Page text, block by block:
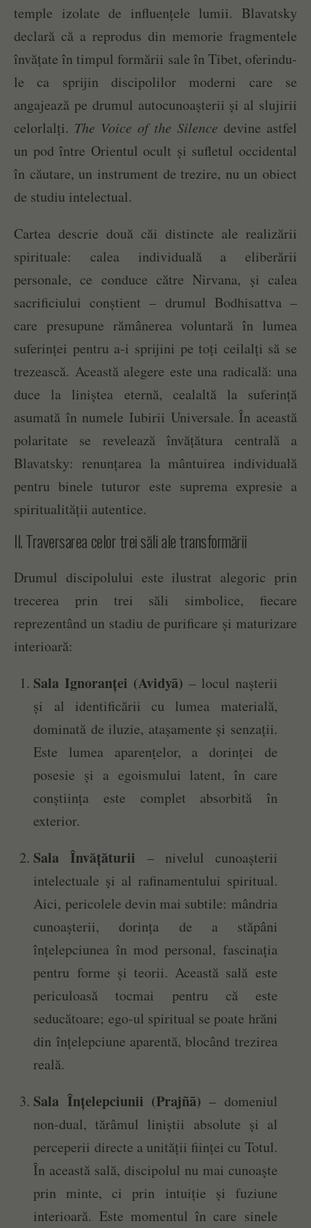
temple izolate de influențele lumii. Blavatsky
declară că a reprodus din memorie fragmentele
învățate în timpul formării sale în Tibet, oferindu-
le ca sprijin discipolilor moderni care se
angajează pe drumul autocunoașterii și al slujirii
celorlalți. The Voice of the Silence devine astfel
un pod între Orientul ocult și sufletul occidental
în căutare, un instrument de trezire, nu un obiect
de studiu intelectual.
Cartea descrie două căi distincte ale realizării
spirituale: calea individuală a eliberării
personale, ce conduce către Nirvana, și calea
sacrificiului conștient – drumul Bodhisattva –
care presupune rămânerea voluntară în lumea
suferinței pentru a-i sprijini pe toți ceilalți să se
trezească. Această alegere este una radicală: una
duce la liniștea eternă, cealaltă la suferință
asumată în numele Iubirii Universale. În această
polaritate se revelează învățătura centrală a
Blavatsky: renunțarea la mântuirea individuală
pentru binele tuturor este suprema expresie a
spiritualității autentice.
II. Traversarea celor trei săli ale transformării
Drumul discipolului este ilustrat alegoric prin
trecerea prin trei săli simbolice, fiecare
reprezentând un stadiu de purificare și maturizare
interioară:
Sala Ignoranței (Avidyā) – locul nașterii
și al identificării cu lumea materială,
dominată de iluzie, atașamente și senzații.
Este lumea aparențelor, a dorinței de
posesie și a egoismului latent, în care
conștiința este complet absorbită în
exterior.
Sala Învățăturii – nivelul cunoașterii
intelectuale și al rafinamentului spiritual.
Aici, pericolele devin mai subtile: mândria
cunoașterii, dorința de a stăpâni
înțelepciunea în mod personal, fascinația
pentru forme și teorii. Această sală este
periculoasă tocmai pentru că este
seducătoare; ego-ul spiritual se poate hrăni
din înțelepciune aparentă, blocând trezirea
reală.
Sala Înțelepciunii (Prajñā) – domeniul
non-dual, tărâmul liniștii absolute și al
perceperii directe a unității ființei cu Totul.
În această sală, discipolul nu mai cunoaște
prin minte, ci prin intuiție și fuziune
interioară. Este momentul în care sinele